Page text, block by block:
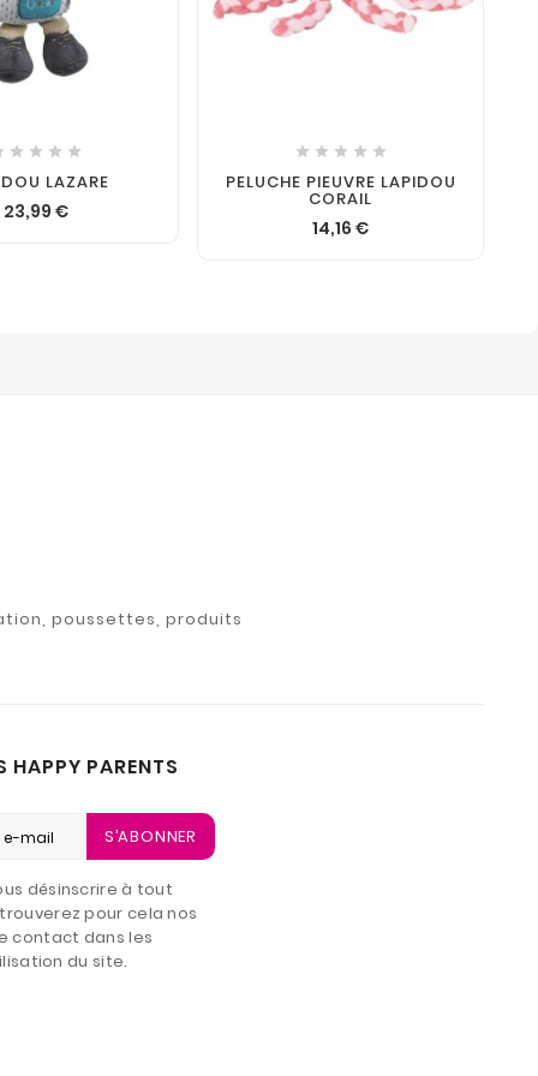
   
LAZARE
23,99 €
    
PELUCHE PIEUVRE LAPIDOU
CORAIL
14,16 €
poussettes, produits
HAPPY PARENTS
S’ABONNER
désinscrire à tout
pour cela nos
contact dans les
du site.